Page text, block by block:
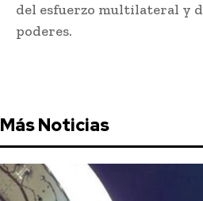
del esfuerzo multilateral y
poderes.
Más Noticias